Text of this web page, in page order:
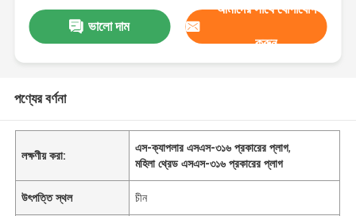
ভালো দাম
আমাদের সাথে যোগাযোগ
করুন
পণ্যের বর্ণনা
লক্ষণীয় করা:
এস-ক্যাপলার এসএস-৩১৬ প্রকারের প্লাগ,
মহিলা থ্রেড এসএস-৩১৬ প্রকারের প্লাগ
উৎপত্তি স্থল চীন